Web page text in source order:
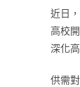
近日
高校
深化
供需